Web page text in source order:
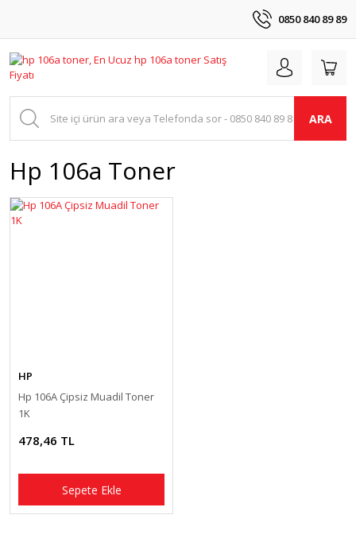
0850 840 89 89
ARA
Hp 106a Toner
HP
Hp 106A Çipsiz Muadil Toner
1K
478,46 TL
Sepete Ekle